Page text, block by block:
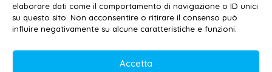
elaborare dati come il comportamento di navigazione o ID unici
su questo sito. Non acconsentire o ritirare il consenso può
influire negativamente su alcune caratteristiche e funzioni.
Accetta
© 2020-2026 | Galatina24 ®
Testata iscritta al n. 11/2020 Registro della
Stampa Tribunale di Lecce